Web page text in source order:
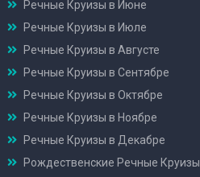
Речные Круизы в Июне
Речные Круизы в Июле
Речные Круизы в Августе
Речные Круизы в Сентябре
Речные Круизы в Октябре
Речные Круизы в Ноябре
Речные Круизы в Декабре
Рождественские Речные Круизы